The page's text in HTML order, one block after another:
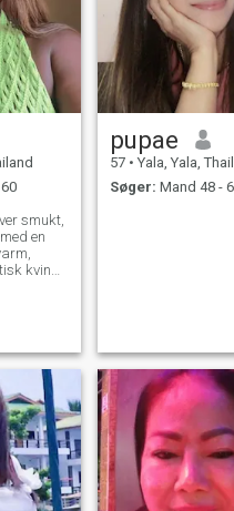
smukt,
en
kvinde
og at
til folk
den
være
men
med
jeg
pupae
57 • Yala, Yala,
Søger: Mand 48 -